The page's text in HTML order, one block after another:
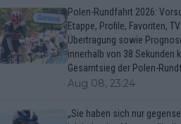
Polen-Rundfahrt 2026:
Etappe, Profile, Favoriten,
Übertragung sowie
innerhalb von 38 Sekunden
Gesamtsieg der Polen-
Marco Brenner und Jan
Aug 08, 23:24
„Sie haben sich nur